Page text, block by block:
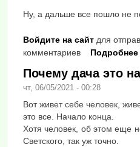
Ну, а дальше все пошло не
Войдите на сайт для
комментариев
Подробнее
Почему дача это
чт, 06/05/2021 - 00:28
Вот живет себе человек,
это все. Начало конца.
Хотя человек, об этом еще
Светского, так уж точно.